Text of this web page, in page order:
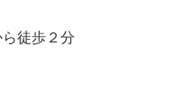
徒歩２分